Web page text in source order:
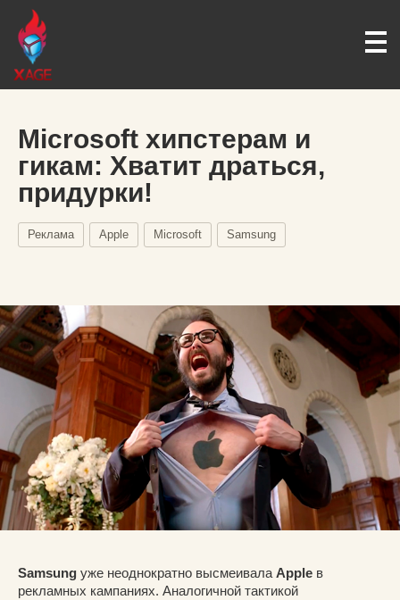
Microsoft хипстерам и
гикам: Хватит драться,
придурки!
Реклама Apple Microsoft Samsung
Samsung уже неоднократно высмеивала Apple в
рекламных кампаниях. Аналогичной тактикой